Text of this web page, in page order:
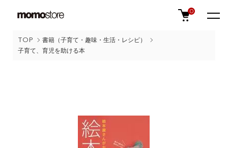
0
TOP
書籍（子育て・趣味・生活・レシピ）
子育て、育児を助ける本